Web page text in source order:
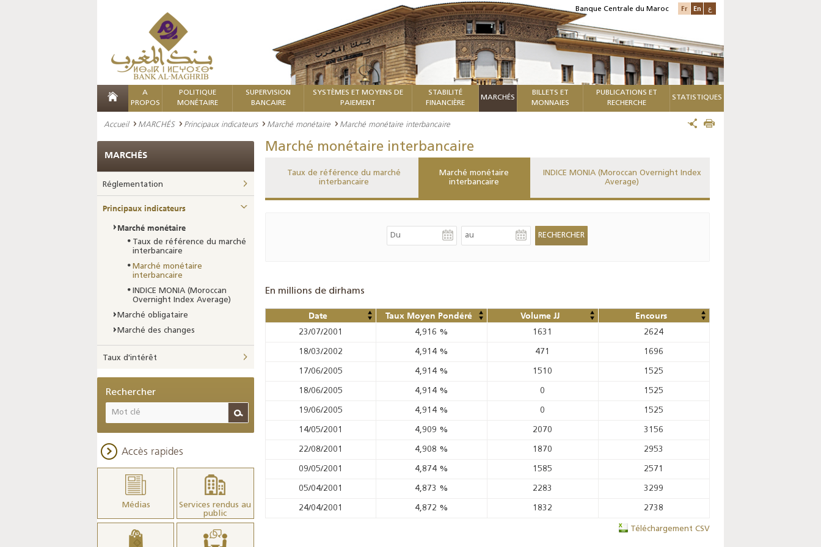
Banque Centrale du Maroc Fr En ع
A
PROPOS
POLITIQUE
MONÉTAIRE
SUPERVISION
BANCAIRE
SYSTÈMES ET MOYENS DE
PAIEMENT
STABILITÉ
FINANCIÈRE
MARCHÉS
BILLETS ET
MONNAIES
PUBLICATIONS ET
RECHERCHE
STATISTIQUES
Accueil MARCHÉS Principaux indicateurs Marché monétaire Marché monétaire interbancaire
Marché monétaire interbancaire
Taux de référence du marché
interbancaire
Marché monétaire
interbancaire
INDICE MONIA (Moroccan Overnight Index
Average)
En millions de dirhams
Date Taux Moyen Pondéré Volume JJ Encours
23/07/2001 4,916 % 1631 2624
18/03/2002 4,914 % 471 1696
17/06/2005 4,914 % 1510 1525
18/06/2005 4,914 % 0 1525
19/06/2005 4,914 % 0 1525
14/05/2001 4,909 % 2070 3156
22/08/2001 4,908 % 1870 2953
09/05/2001 4,874 % 1585 2571
05/04/2001 4,873 % 2283 3299
24/04/2001 4,872 % 1832 2738
Téléchargement CSV
MARCHÉS
Réglementation
Principaux indicateurs
Marché monétaire
Taux de référence du marché
interbancaire
Marché monétaire
interbancaire
INDICE MONIA (Moroccan
Overnight Index Average)
Marché obligataire
Marché des changes
Taux d'intérêt
Rechercher
Accès rapides
Médias
Services rendus au
public